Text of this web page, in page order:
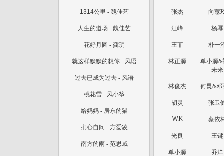
1314公里 - 魏佳艺
人生的道场 - 魏佳艺
花好月圆 - 龚玥
就这样默默的想你- 风语
过去已成为过去- 风语
桃花雪- 风小筝
给妈妈- 房东的猫
扪心自问 - 方爱凌
南方的雨- 范思威
张杰 向蕙
汪峰 杨幂
王菲 朴一
林正源
单小源&
未来
林俊杰 何炅&邓
胡灵 张卫
W.K 蔡依
光良 王键
单小源 乔洋